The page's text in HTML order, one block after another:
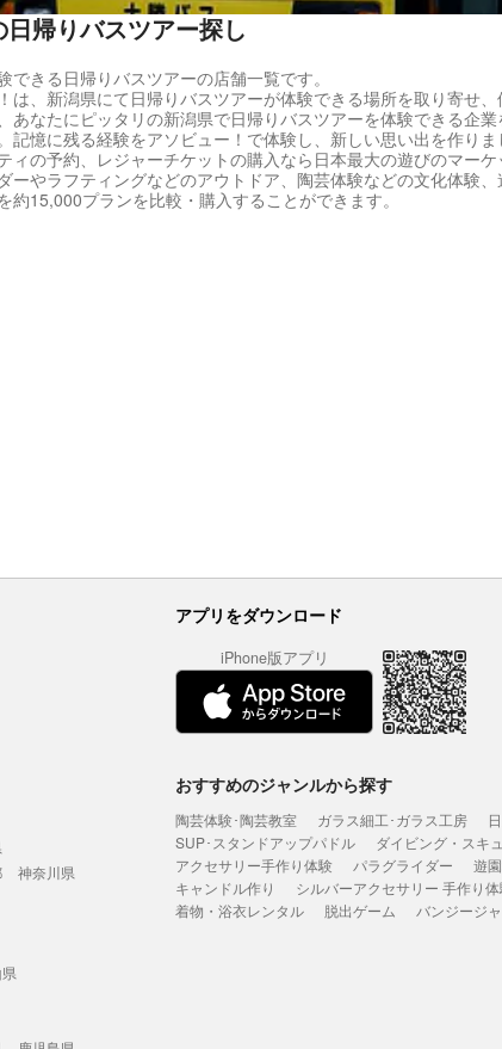
帰りバスツアー探し
できる日帰りバスツアーの店舗一覧です。
は、新潟県にて日帰りバスツアーが体験できる場所を取り寄せ
あなたにピッタリの新潟県で日帰りバスツアーを体験できる企
記憶に残る経験をアソビュー！で体験し、新しい思い出を作りま
ィの予約、レジャーチケットの購入なら日本最大の遊びのマー
ーやラフティングなどのアウトドア、陶芸体験などの文化体験
約15,000プランを比較・購入することができます。
アプリをダウンロード
iPhone版アプリ
神奈川県
おすすめのジャンルから探す
陶芸体験･陶芸教室 ガラス細工･ガラス工房
SUP･スタンドアップパドル
ダイビング・スキ
アクセサリー手作り体験
パラグライダー 遊
キャンドル作り
シルバーアクセサリー 手作り
着物・浴衣レンタル
脱出ゲーム バンジージ